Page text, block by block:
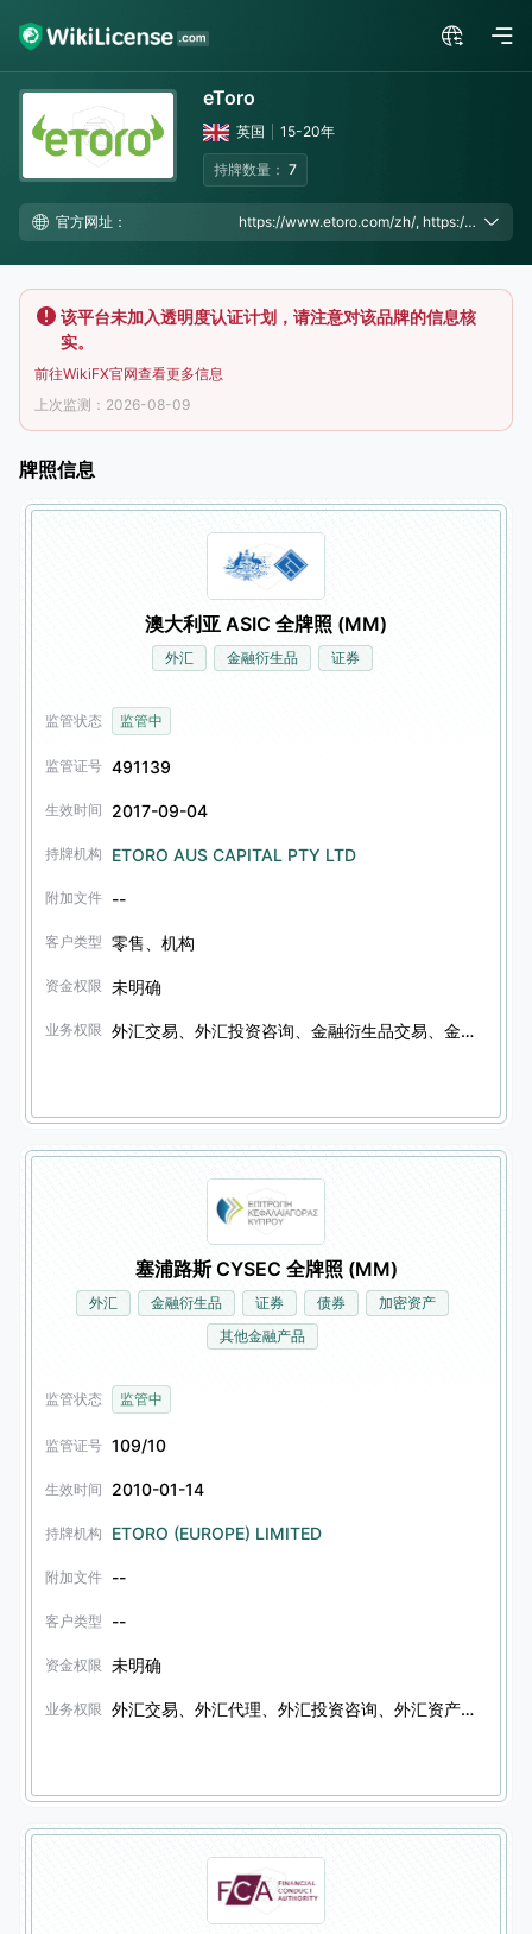
eToro
英国 15-20年
持牌数量： 7
官方网址： https://www.etoro.com/zh/, https://www.etoroasia-investing.com/
该平台未加入透明度认证计划，请注意对该品牌的信息核
实。
前往WikiFX官网查看更多信息
上次监测：2026-08-09
牌照信息
澳大利亚 ASIC 全牌照 (MM)
外汇 金融衍生品 证券
监管状态 监管中
监管证号 491139
生效时间 2017-09-04
持牌机构 ETORO AUS CAPITAL PTY LTD
附加文件 --
客户类型 零售、机构
资金权限 未明确
业务权限 外汇交易、外汇投资咨询、金融衍生品交易、金融衍生品投资咨询、证券投资咨询、信托服务
塞浦路斯 CYSEC 全牌照 (MM)
外汇 金融衍生品 证券 债券
加密资产
其他金融产品
监管状态 监管中
监管证号 109/10
生效时间 2010-01-14
持牌机构 ETORO (EUROPE) LIMITED
附加文件 --
客户类型 --
资金权限 未明确
业务权限 外汇交易、外汇代理、外汇投资咨询、外汇资产管理、金融衍生品交易、金融衍生品代理、金融衍生品投资咨询、金融衍生品资产管理、证券交易、证券代理、证券投资咨询、证券资产管理、债券交易、债券代理、债券投资咨询、债券资产管理、加密资产转移、其他金融产品交易、其他金融产品代理、其他金融产品投资咨询、其他金融产品资产管理